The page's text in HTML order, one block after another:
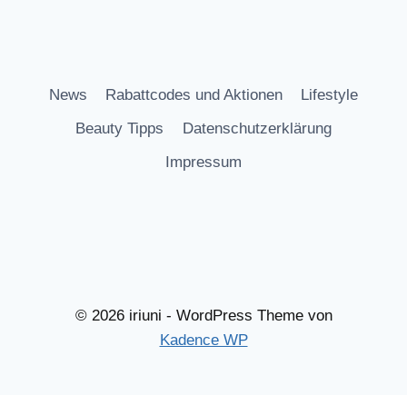
News Rabattcodes und Aktionen
Lifestyle
Beauty Tipps
Datenschutzerklärung
Impressum
© 2026 iriuni - WordPress Theme von
Kadence WP